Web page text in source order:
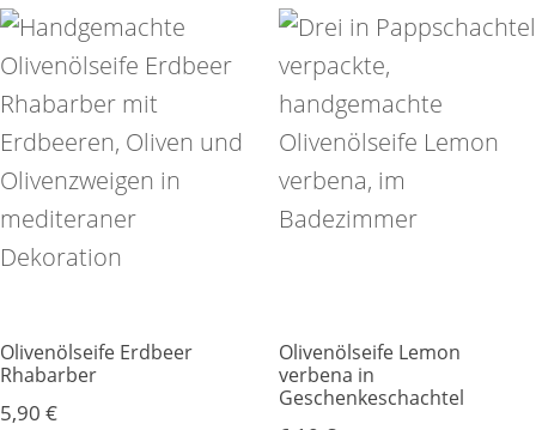
Olivenölseife Erdbeer
Rhabarber
5,90 €
Olivenölseife Lemon
verbena in
Geschenkeschachtel